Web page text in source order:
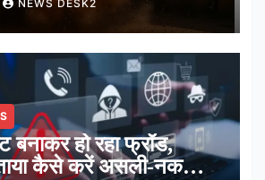
NEWS DESK2
बनाकर हो रहा फ्रॉड,
कैसे करें असली-नकली